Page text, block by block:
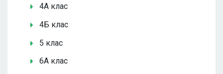
4А клас
4Б клас
5 клас
6А клас